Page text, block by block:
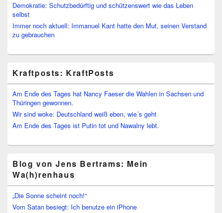
Demokratie: Schutzbedürftig und schützenswert wie das Leben
selbst
Immer noch aktuell: Immanuel Kant hatte den Mut, seinen Verstand
zu gebrauchen
Kraftposts: KraftPosts
Am Ende des Tages hat Nancy Faeser die Wahlen in Sachsen und
Thüringen gewonnen.
Wir sind woke: Deutschland weiß eben, wie´s geht
Am Ende des Tages ist Putin tot und Nawalny lebt.
Blog von Jens Bertrams: Mein
Wa(h)renhaus
„Die Sonne scheint noch!“
Vom Satan besiegt: Ich benutze ein iPhone